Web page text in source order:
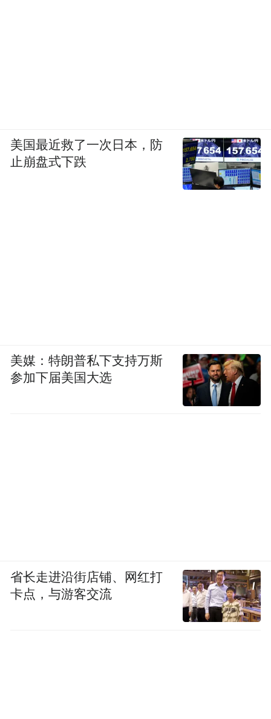
美国最近救了一次日本，防
止崩盘式下跌
美媒：特朗普私下支持万斯
参加下届美国大选
省长走进沿街店铺、网红打
卡点，与游客交流